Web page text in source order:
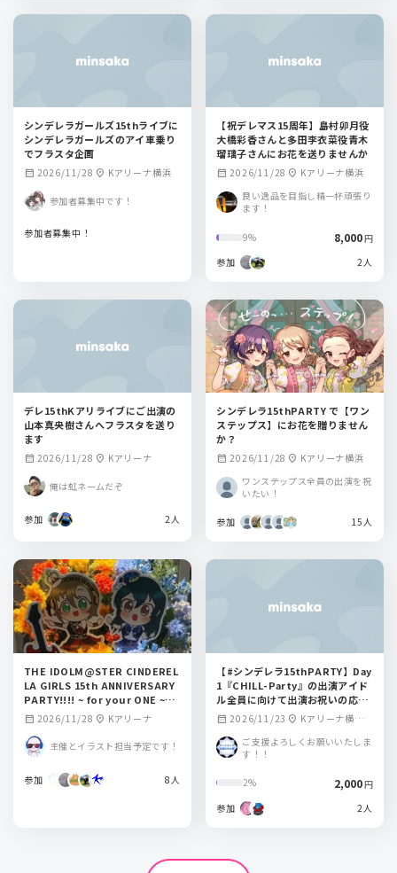
シンデレラガールズ15thライブに
シンデレラガールズのアイ車乗り
でフラスタ企画
calendar_month 2026/11/28 location_on Kアリーナ横浜
参加者募集中です！
参加者募集中！
【祝デレマス15周年】島村卯月役
大橋彩香さんと多田李衣菜役青木
瑠璃子さんにお花を送りませんか
calendar_month 2026/11/28 location_on Kアリーナ横浜
良い逸品を目指し精一杯頑張り
ます！
9% 8,000円
参加
2人
デレ15thKアリライブにご出演の
山本真央樹さんへフラスタを送り
ます
calendar_month 2026/11/28 location_on Kアリーナ
俺は虹ネームだぞ
参加 2人
シンデレラ15thPARTY で【ワン
ステップス】にお花を贈りません
か？
calendar_month 2026/11/28 location_on Kアリーナ横浜
ワンステップス全員の出演を祝
いたい！
参加 15人
THE IDOLM@STER CINDEREL
LA GIRLS 15th ANNIVERSARY
PARTY!!!! ~ for your ONE ~
多田李衣菜役青木瑠璃子さんにフ
ラワースタンドを出しませんか？
calendar_month 2026/11/28 location_on Kアリーナ
主催とイラスト担当予定です！
参加 8人
【#シンデレラ15thPARTY】Day
1『CHILL-Party』の出演アイド
ル全員に向けて出演お祝いの応援
広告を掲出しませんか？
calendar_month 2026/11/23 location_on Kアリーナ横浜
は掲出開始日正午
ご支援よろしくお願いいたしま
す！！
2% 2,000円
参加
2人